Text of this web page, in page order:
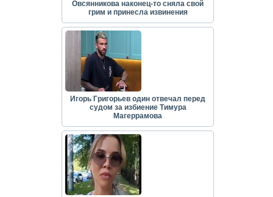
Овсянникова наконец-то сняла свой
грим и принесла извинения
Игорь Григорьев один отвечал перед
судом за избиение Тимура
Магеррамова